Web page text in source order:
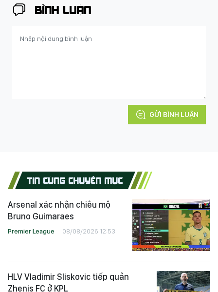
BÌNH LUẬN
GỬI BÌNH LUẬN
TIN CÙNG CHUYÊN MỤC
Arsenal xác nhận chiêu mộ
Bruno Guimaraes
Premier League 08/08/2026 12:53
HLV Vladimir Sliskovic tiếp quản
Zhenis FC ở KPL